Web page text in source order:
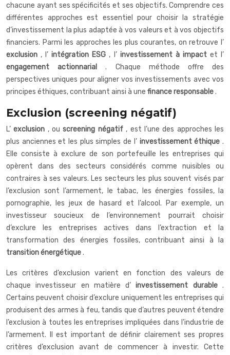
chacune ayant ses spécificités et ses objectifs. Comprendre ces
différentes approches est essentiel pour choisir la stratégie
d’investissement la plus adaptée à vos valeurs et à vos objectifs
financiers. Parmi les approches les plus courantes, on retrouve l’
exclusion , l’intégration ESG , l’ investissement à impact et l’
engagement actionnarial. Chaque méthode offre des
perspectives uniques pour aligner vos investissements avec vos
principes éthiques, contribuant ainsi à une finance responsable.
Exclusion (screening négatif)
L’exclusion , ouscreening négatif , est l’une des approches les
plus anciennes et les plus simples de l’ investissement éthique.
Elle consiste à exclure de son portefeuille les entreprises qui
opèrent dans des secteurs considérés comme nuisibles ou
contraires à ses valeurs. Les secteurs les plus souvent visés par
l’exclusion sont l’armement, le tabac, les énergies fossiles, la
pornographie, les jeux de hasard et l’alcool. Par exemple, un
investisseur soucieux de l’environnement pourrait choisir
d’exclure les entreprises actives dans l’extraction et la
transformation des énergies fossiles, contribuant ainsi à la
transition énergétique.
Les critères d’exclusion varient en fonction des valeurs de
chaque investisseur en matière d’investissement durable.
Certains peuvent choisir d’exclure uniquement les entreprises qui
produisent des armes à feu, tandis que d’autres peuvent étendre
l’exclusion à toutes les entreprises impliquées dans l’industrie de
l’armement. Il est important de définir clairement ses propres
critères d’exclusion avant de commencer à investir. Cette